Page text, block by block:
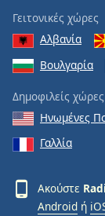
Γειτονικές χώρες
Αλβανία
Βουλγαρία
Δημοφιλείς χώρες
Ηνωμένες
Γαλλία
Ακούστε
Android ή